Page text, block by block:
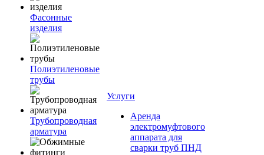
Фасонные
изделия
Полиэтиленовые
трубы
Трубопроводная
арматура
Услуги
Аренда
электромуфтового
аппарата для
сварки труб ПНД